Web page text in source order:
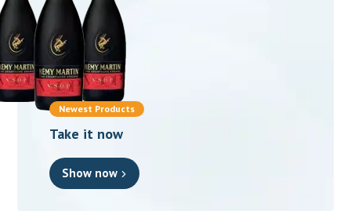
Newest Products
Take it now
Show now